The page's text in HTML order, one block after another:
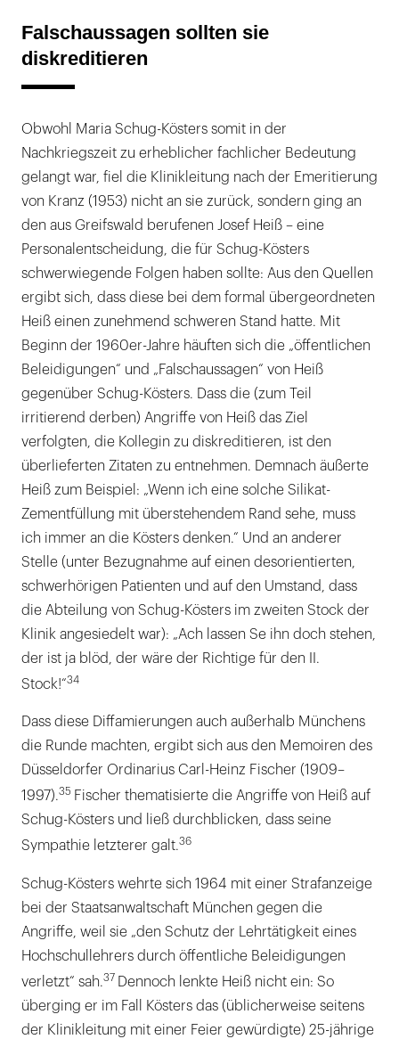
Falschaussagen sollten sie
diskreditieren
Obwohl Maria Schug-Kösters somit in der
Nachkriegszeit zu erheblicher fachlicher Bedeutung
gelangt war, fiel die Klinikleitung nach der Emeritierung
von Kranz (1953) nicht an sie zurück, sondern ging an
den aus Greifswald berufenen Josef Heiß – eine
Personalentscheidung, die für Schug-Kösters
schwerwiegende Folgen haben sollte: Aus den Quellen
ergibt sich, dass diese bei dem formal übergeordneten
Heiß einen zunehmend schweren Stand hatte. Mit
Beginn der 1960er-Jahre häuften sich die „öffentlichen
Beleidigungen“ und „Falschaussagen“ von Heiß
gegenüber Schug-Kösters. Dass die (zum Teil
irritierend derben) Angriffe von Heiß das Ziel
verfolgten, die Kollegin zu diskreditieren, ist den
überlieferten Zitaten zu entnehmen. Demnach äußerte
Heiß zum Beispiel: „Wenn ich eine solche Silikat-
Zementfüllung mit überstehendem Rand sehe, muss
ich immer an die Kösters denken.“ Und an anderer
Stelle (unter Bezugnahme auf einen desorientierten,
schwerhörigen Patienten und auf den Umstand, dass
die Abteilung von Schug-Kösters im zweiten Stock der
Klinik angesiedelt war): „Ach lassen Se ihn doch stehen,
der ist ja blöd, der wäre der Richtige für den II.
Stock!“34
Dass diese Diffamierungen auch außerhalb Münchens
die Runde machten, ergibt sich aus den Memoiren des
Düsseldorfer Ordinarius Carl-Heinz Fischer (1909–
1997).35 Fischer thematisierte die Angriffe von Heiß auf
Schug-Kösters und ließ durchblicken, dass seine
Sympathie letzterer galt.36
Schug-Kösters wehrte sich 1964 mit einer Strafanzeige
bei der Staatsanwaltschaft München gegen die
Angriffe, weil sie „den Schutz der Lehrtätigkeit eines
Hochschullehrers durch öffentliche Beleidigungen
verletzt“ sah.37
Dennoch lenkte Heiß nicht ein: So
überging er im Fall Kösters das (üblicherweise seitens
der Klinikleitung mit einer Feier gewürdigte) 25-jährige